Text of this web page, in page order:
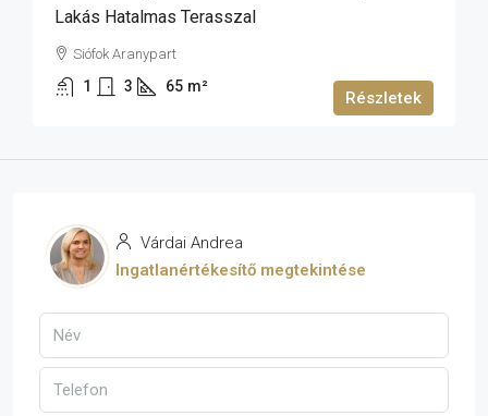
Lakás Hatalmas Terasszal
Siófok Aranypart
1 3 65 m²
Részletek
Várdai Andrea
Ingatlanértékesítő megtekintése